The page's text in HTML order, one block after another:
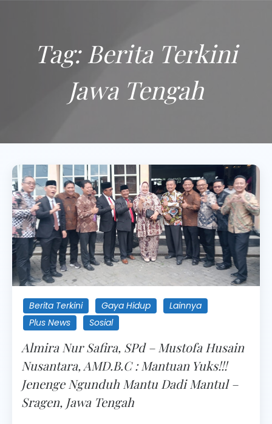
Tag: Berita Terkini
Jawa Tengah
Berita Terkini Gaya Hidup
Lainnya
Plus News
Sosial
Almira Nur Safira, SPd – Mustofa Husain
Nusantara, AMD.B.C : Mantuan Yuks!!!
Jenenge Ngunduh Mantu Dadi Mantul –
Sragen, Jawa Tengah